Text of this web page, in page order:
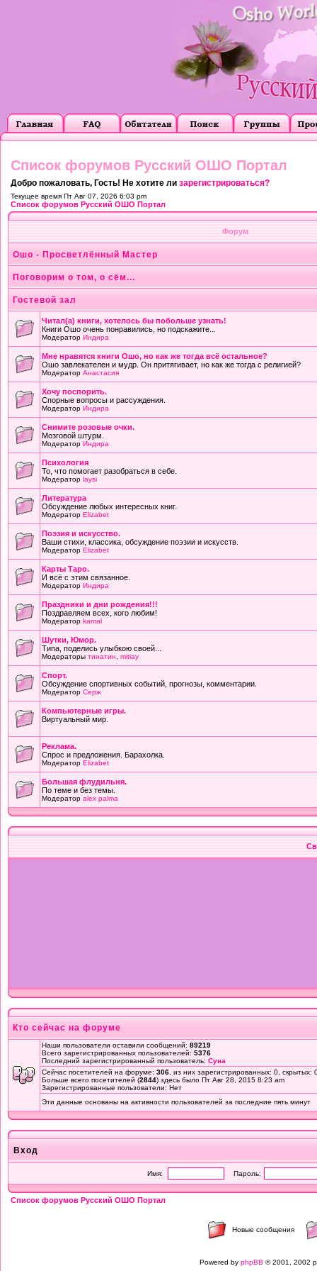
Список форумов Русский ОШО Портал
Добро пожаловать, Гость! Не хотите ли зарегистрироваться?
Текущее время Пт Авг 07, 2026 6:03 pm
Список форумов Русский ОШО Портал
Форум
Ошо - Просветлённый Мастер
Поговорим о том, о сём...
Гостевой зал
Читал(а) книги, хотелось бы побольше узнать!
Книги Ошо очень понравились, но подскажите...
Модератор Индира
Мне нравятся книги Ошо, но как же тогда всё остальное?
Ошо завлекателен и мудр. Он притягивает, но как же тогда с религией?
Модератор Анастасия
Хочу поспорить.
Спорные вопросы и рассуждения.
Модератор Индира
Снимите розовые очки.
Мозговой штурм.
Модератор Индира
Психология
То, что помогает разобраться в себе.
Модератор laysi
Литература
Обсуждение любых интересных книг.
Модератор Elizabet
Поэзия и искусство.
Ваши стихи, классика, обсуждение поэзии и искусств.
Модератор Elizabet
Карты Таро.
И всё с этим связанное.
Модератор Индира
Праздники и дни рождения!!!
Поздравляем всех, кого любим!
Модератор kamal
Шутки, Юмор.
Типа, поделись улыбкою своей...
Модераторы тинатин mitiay
Cпорт.
Обсуждение спортивных событий, прогнозы, комментарии.
Модератор Серж
Компьютерные игры.
Виртуальный мир.
Реклама.
Спрос и предложения. Барахолка.
Модератор Elizabet
Большая флудильня.
По теме и без темы.
Модератор alex palma
Кто сейчас на форуме
Наши пользователи оставили сообщений: 89219
Всего зарегистрированных пользователей: 5376
Последний зарегистрированный пользователь: Суна
Сейчас посетителей на форуме: 306 , из них зарегистрированных: 0,
Больше всего посетителей (2844) здесь было Пт Авг 28, 2015 8:23 am
Зарегистрированные пользователи: Нет
Эти данные основаны на активности пользователей за последние пять минут
Вход
Имя: Пароль:
Список форумов Русский ОШО Портал
Новые сообщения
Powered by phpBB © 2001, 2002